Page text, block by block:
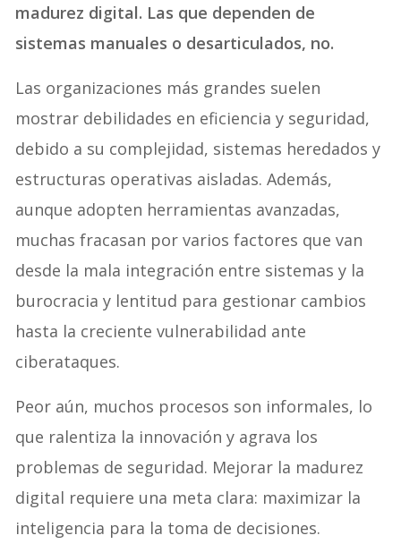
madurez digital. Las que dependen de
sistemas manuales o desarticulados, no.
Las organizaciones más grandes suelen
mostrar debilidades en eficiencia y seguridad,
debido a su complejidad, sistemas heredados y
estructuras operativas aisladas. Además,
aunque adopten herramientas avanzadas,
muchas fracasan por varios factores que van
desde la mala integración entre sistemas y la
burocracia y lentitud para gestionar cambios
hasta la creciente vulnerabilidad ante
ciberataques.
Peor aún, muchos procesos son informales, lo
que ralentiza la innovación y agrava los
problemas de seguridad. Mejorar la madurez
digital requiere una meta clara: maximizar la
inteligencia para la toma de decisiones.